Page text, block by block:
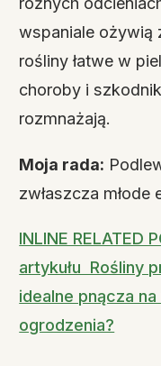
wspaniale ożywią
rośliny łatwe w
choroby i
rozmnażają.
Moja rada:
zwłaszcza młode
INLINE RELATED
artykułu Rośliny
idealne pnącza
ogrodzenia?